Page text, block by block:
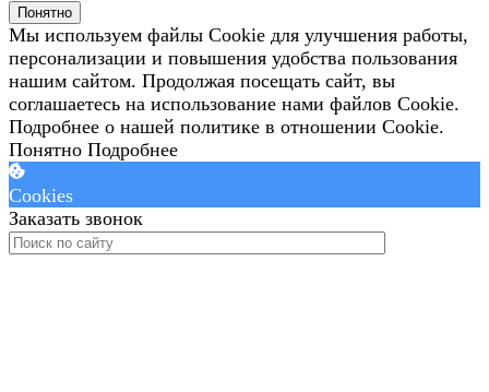
Понятно
Мы используем файлы Cookie для улучшения работы,
персонализации и повышения удобства пользования
нашим сайтом. Продолжая посещать сайт, вы
соглашаетесь на использование нами файлов Cookie.
Подробнее о нашей политике в отношении Cookie.
Понятно Подробнее
Cookies
Заказать звонок